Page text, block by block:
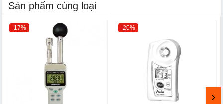
Sản phẩm cùng loại
-17% -20%